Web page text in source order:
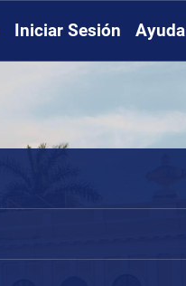
Iniciar Sesión Ayuda